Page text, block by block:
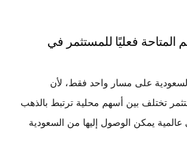
المتاحة فعليًا للمستثمر في
على مسار واحد فقط، لأن
تختلف بين أسهم محلية ترتبط بالذهب
عالمية يمكن الوصول إليها من السعودية